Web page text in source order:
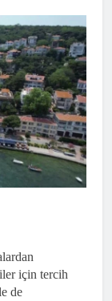
için tercih
de